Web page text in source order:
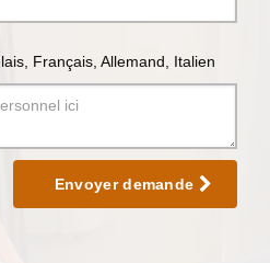
Français, Allemand, Italien
Envoyer demande